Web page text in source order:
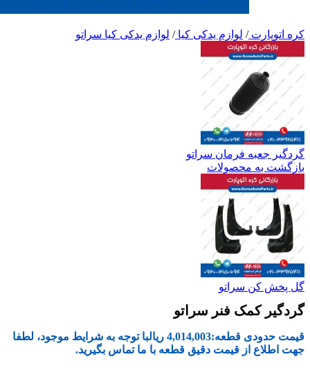
کره اتوپارت/ لوازم یدکی کیا/ لوازم یدکی کیا سراتو
گردگیر جعبه فرمان سراتو
بازگشت به محصولات
گل پخش کن سراتو
گردگیر کمک فنر سراتو
قیمت حدودی قطعه:4,014,003 ریالبا توجه به شرایط موجود، لطفا
جهت اطلاع از قیمت دقیق قطعه با ما تماس بگیرید.